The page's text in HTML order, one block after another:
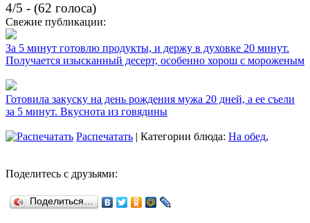
4/5 - (62 голоса)
Свежие публикации:
За 5 минут готовлю продукты, и держу в духовке 20 минут.
Получается изысканный десерт, особенно хорош с мороженым
Готовила закуску на день рождения мужа 20 дней, а ее съели
за 5 минут. Вкуснота из говядины
Распечатать | Категории блюда: На обед,
Поделитесь с друзьями:
Поделиться…